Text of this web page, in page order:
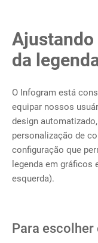
da
O Infogram está
equipar nossos
design
personalização de
configuração que
legenda em gráficos
esquerda).
Para escolher